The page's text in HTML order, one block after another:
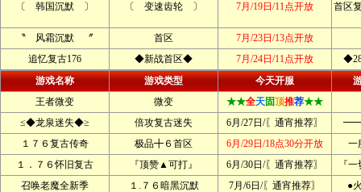
〔 韩国沉默 〕 〔 变速齿轮 〕 7月/19日/11点开放 首区
〝 风霜沉默 〞 首区
7月/23日/13点开放
追忆复古176
◆新战首区◆ 7月/24日/11点开放
游戏名称
游戏类型 今天开服
王者微变
微变 ★★全天固顶推荐★★
≤◆龙泉迷失◆≥
倍攻复古迷失 6月/27日/〖通宵推荐〗
━━
１７６复古传奇
极品╋６首区 6月/29日/18点30分开放
一
１．７６怀旧复古
『顶赞▲可打』 6月/30日/〖通宵推荐〗
『
召唤老魔全新季
１.７６暗黑沉默 7月/6日/〖通宵推荐〗
●